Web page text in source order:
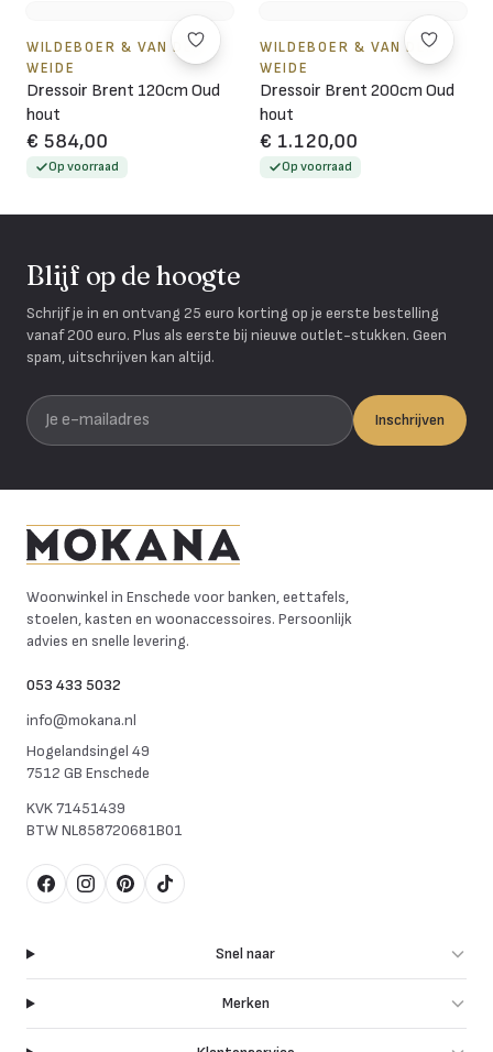
WILDEBOER & VAN DER
WEIDE
Dressoir Brent 120cm Oud
hout
€ 584,00
Op voorraad
WILDEBOER & VAN DER
WEIDE
Dressoir Brent 200cm Oud
hout
€ 1.120,00
Op voorraad
Blijf op de hoogte
Schrijf je in en ontvang 25 euro korting op je eerste bestelling
vanaf 200 euro. Plus als eerste bij nieuwe outlet-stukken. Geen
spam, uitschrijven kan altijd.
Je e-mailadres
Inschrijven
Woonwinkel in Enschede voor banken, eettafels,
stoelen, kasten en woonaccessoires. Persoonlijk
advies en snelle levering.
053 433 5032
info@mokana.nl
Hogelandsingel 49
7512 GB Enschede
KVK71451439
BTWNL858720681B01
FacebookInstagram
Pinterest
TikTok
Snel naar
Merken